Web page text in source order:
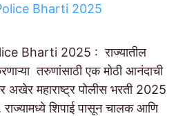
Bharti 2025 : राज्यातील
तरुणांसाठी एक मोठी आनंदाची
अखेर महाराष्ट्र पोलीस भरती 2025
शिपाई पासून चालक आणि